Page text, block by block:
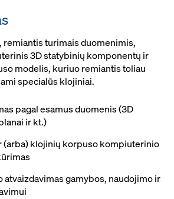
remiantis turimais duomenimis,
3D statybinių komponentų ir
modelis, kuriuo remiantis toliau
specialūs klojiniai.
pagal esamus duomenis (3D
ir kt.)
(arba) klojinių korpuso kompiuterinio
atvaizdavimas gamybos, naudojimo ir